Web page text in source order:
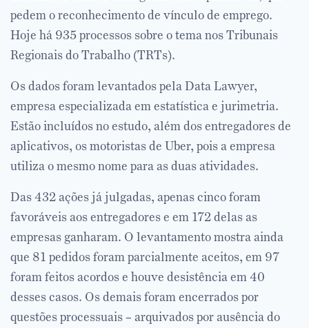
pedem o reconhecimento de vínculo de emprego.
Hoje há 935 processos sobre o tema nos Tribunais
Regionais do Trabalho (TRTs).
Os dados foram levantados pela Data Lawyer,
empresa especializada em estatística e jurimetria.
Estão incluídos no estudo, além dos entregadores de
aplicativos, os motoristas de Uber, pois a empresa
utiliza o mesmo nome para as duas atividades.
Das 432 ações já julgadas, apenas cinco foram
favoráveis aos entregadores e em 172 delas as
empresas ganharam. O levantamento mostra ainda
que 81 pedidos foram parcialmente aceitos, em 97
foram feitos acordos e houve desistência em 40
desses casos. Os demais foram encerrados por
questões processuais – arquivados por ausência do